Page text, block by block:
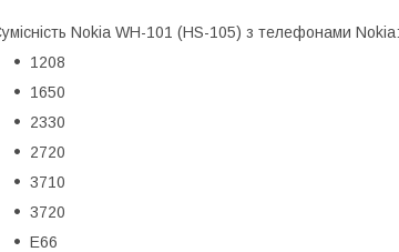
Nokia WH-101 (HS-105) з телефонами Nokia:
1208
1650
2330
2720
3710
3720
E66